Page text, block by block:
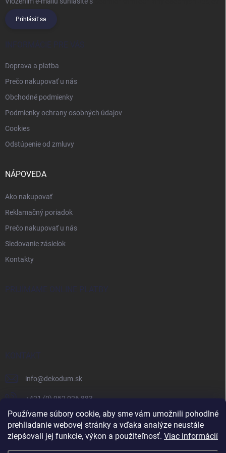
Používame súbory cookie, aby sme vám umožnili pohodlné
prehliadanie webovej stránky a vďaka analýze neustále
zlepšovali jej funkcie, výkon a použiteľnosť. Viac informácií
Prihlásiť sa
INFORMÁCIE PRE VÁS
Doprava a platba
Prečo nakupovať u nás
Obchodné podmienky
Podmienky ochrany osobných údajov
Cookies
Odstúpenie od zmluvy
NÁPOVEDA
Ako nakupovať
Reklamačný poriadok
Prečo nakupovať u nás
Sledovanie zásielok
Kontakty
PRIJÍMAME ONLINE PLATBY
KONTAKT
info@dekodum.sk
+421 (0) 952 026 883